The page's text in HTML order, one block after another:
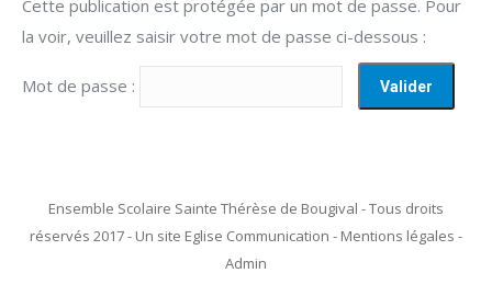
Cette publication est protégée par un mot de passe. Pour
la voir, veuillez saisir votre mot de passe ci-dessous :
Mot de passe :
Ensemble Scolaire Sainte Thérèse de Bougival - Tous droits
réservés 2017 - Un site Eglise Communication - Mentions légales -
Admin